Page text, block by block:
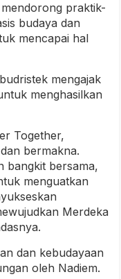
praktik-
budaya dan
mencapai hal
mengajak
menghasilkan
Together,
bermakna.
bangkit bersama,
menguatkan
Merdeka
dan kebudayaan
oleh Nadiem.